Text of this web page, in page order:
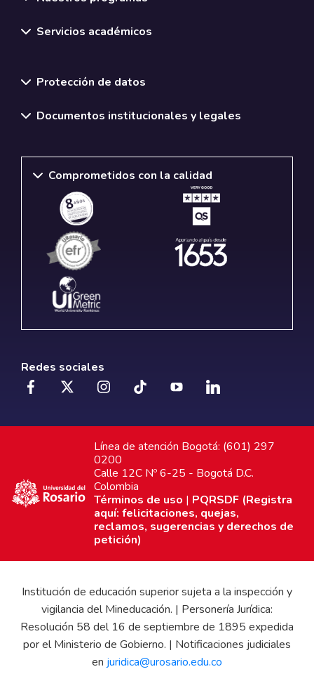
Servicios académicos
Protección de datos
Documentos institucionales y legales
Comprometidos con la calidad
Redes sociales
Línea de atención Bogotá: (601) 297
0200
Calle 12C Nº 6-25 - Bogotá D.C.
Colombia
Términos de uso | PQRSDF (Registra
aquí: felicitaciones, quejas,
reclamos, sugerencias y derechos de
petición)
Institución de educación superior sujeta a la inspección y
vigilancia del Mineducación. | Personería Jurídica:
Resolución 58 del 16 de septiembre de 1895 expedida
por el Ministerio de Gobierno. | Notificaciones judiciales
en juridica@urosario.edu.co